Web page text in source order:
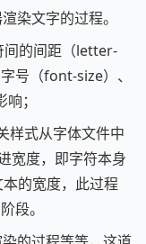
染文字的过程。
间的间距（letter-
号（font-size）、
；
样式从字体文件中
宽度，即字符本身
的宽度，此过程
段。